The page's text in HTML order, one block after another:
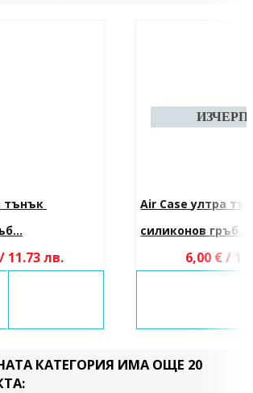
тънък
11.73 лв.
Air Case ултра
силиконов гръб...
6,00 € /
КАТЕГОРИЯ ИМА ОЩЕ 20